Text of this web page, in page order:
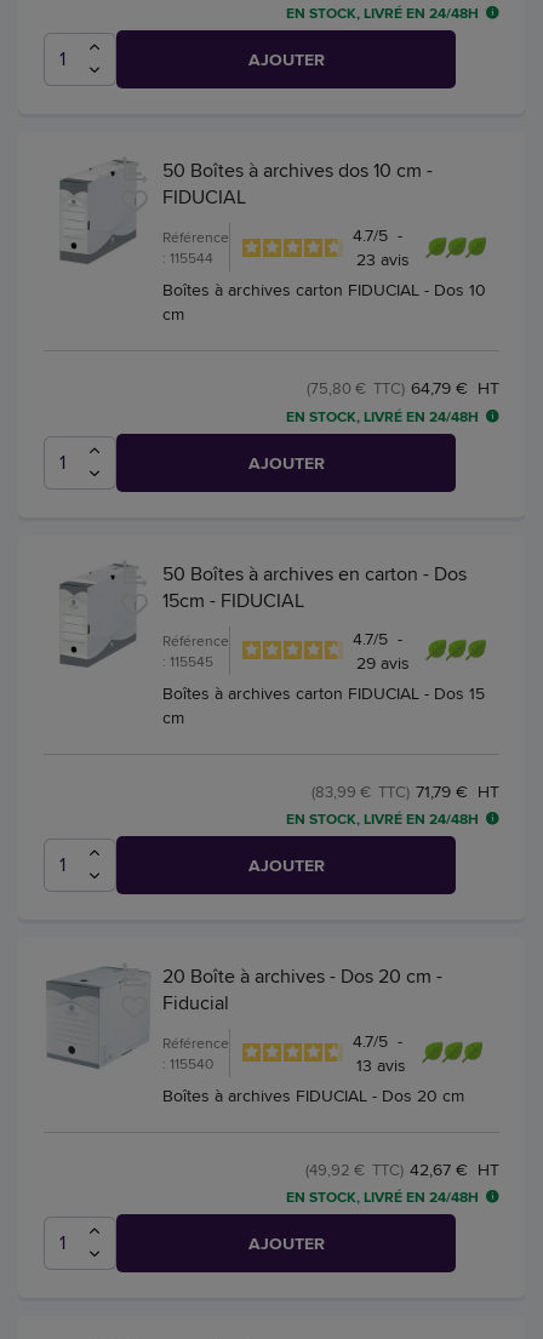
EN STOCK, LIVRÉ EN 24/48H
AJOUTER
50 Boîtes à archives dos 10 cm -
FIDUCIAL
Référence
: 115544
4.7/5 -
23 avis
Boîtes à archives carton FIDUCIAL - Dos 10
cm
64,79 € HT
(75,80 € TTC)
EN STOCK, LIVRÉ EN 24/48H
AJOUTER
50 Boîtes à archives en carton - Dos
15cm - FIDUCIAL
Référence
: 115545
4.7/5 -
29 avis
Boîtes à archives carton FIDUCIAL - Dos 15
cm
71,79 € HT
(83,99 € TTC)
EN STOCK, LIVRÉ EN 24/48H
AJOUTER
20 Boîte à archives - Dos 20 cm -
Fiducial
Référence
: 115540
4.7/5 -
13 avis
Boîtes à archives FIDUCIAL - Dos 20 cm
42,67 € HT
(49,92 € TTC)
EN STOCK, LIVRÉ EN 24/48H
AJOUTER